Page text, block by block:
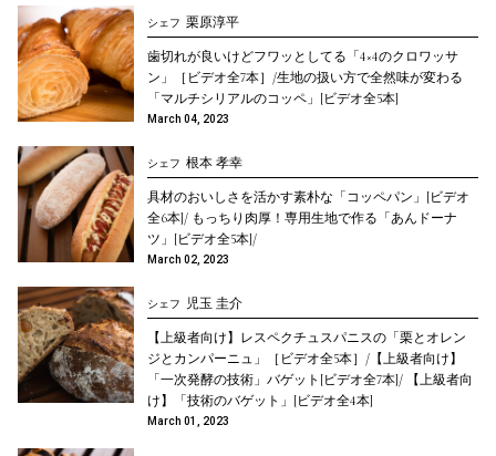
シェフ 栗原淳平
歯切れが良いけどフワッとしてる「4×4のクロワッサ
ン」［ビデオ全7本］/生地の扱い方で全然味が変わる
「マルチシリアルのコッペ」[ビデオ全5本]
March 04, 2023
シェフ 根本 孝幸
具材のおいしさを活かす素朴な「コッペパン」[ビデオ
全6本]/ もっちり肉厚！専用生地で作る「あんドーナ
ツ」[ビデオ全5本]/
March 02, 2023
シェフ 児玉 圭介
【上級者向け】レスペクチュスパニスの「栗とオレン
ジとカンパーニュ」［ビデオ全5本］/【上級者向け】
「一次発酵の技術」バゲット[ビデオ全7本]/ 【上級者向
け】「技術のバゲット」[ビデオ全4本]
March 01, 2023